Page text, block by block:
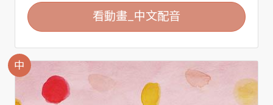
看動畫_中文配音
中